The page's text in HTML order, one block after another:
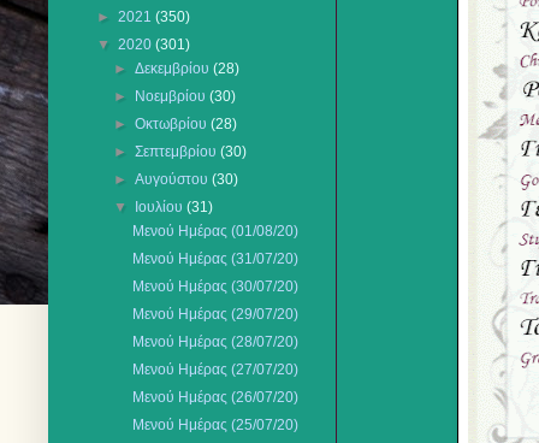
► 2021 (350)
▼ 2020 (301)
►Δεκεμβρίου(28)
►
Νοεμβρίου(30)
►Οκτωβρίου(28)
►Σεπτεμβρίου(30)
►Αυγούστου(30)
▼
Ιουλίου(31)
Μενού Ημέρας (01/08/20)
Μενού Ημέρας (31/07/20)
Μενού Ημέρας (30/07/20)
Μενού Ημέρας (29/07/20)
Μενού Ημέρας (28/07/20)
Μενού Ημέρας (27/07/20)
Μενού Ημέρας (26/07/20)
Μενού Ημέρας (25/07/20)